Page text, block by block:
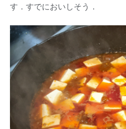
す．すでにおいしそう．